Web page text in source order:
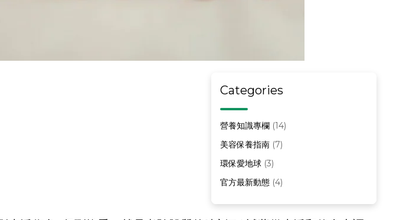
Categories
營養知識專欄 (14)
美容保養指南 (7)
環保愛地球 (3)
官方最新動態 (4)